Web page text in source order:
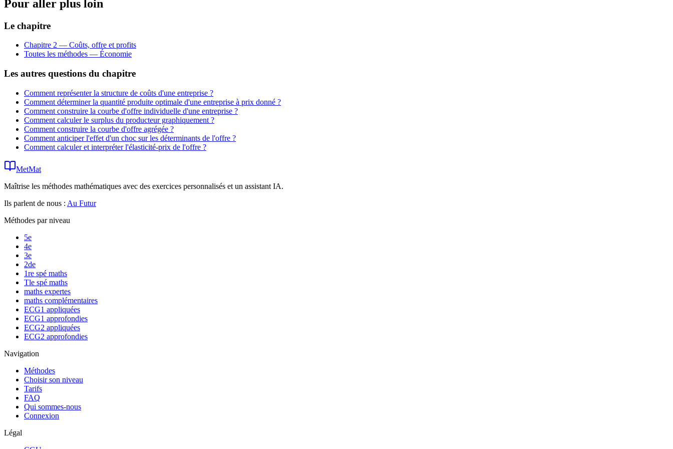
Pour aller plus loin
Le chapitre
Chapitre 2 — Coûts, offre et profits
Toutes les méthodes — Économie
Les autres questions du chapitre
Comment représenter la structure de coûts d'une entreprise ?
Comment déterminer la quantité produite optimale d'une entreprise à prix donné ?
Comment construire la courbe d'offre individuelle d'une entreprise ?
Comment calculer le surplus du producteur graphiquement ?
Comment construire la courbe d'offre agrégée ?
Comment anticiper l'effet d'un choc sur les déterminants de l'offre ?
Comment calculer et interpréter l'élasticité-prix de l'offre ?
MetMat
Maîtrise les méthodes mathématiques avec des exercices personnalisés et un assistant IA.
Ils parlent de nous : Au Futur
Méthodes par niveau
5e
4e
3e
2de
1re spé maths
Tle spé maths
maths expertes
maths complémentaires
ECG1 appliquées
ECG1 approfondies
ECG2 appliquées
ECG2 approfondies
Navigation
Méthodes
Choisir son niveau
Tarifs
FAQ
Qui sommes-nous
Connexion
Légal